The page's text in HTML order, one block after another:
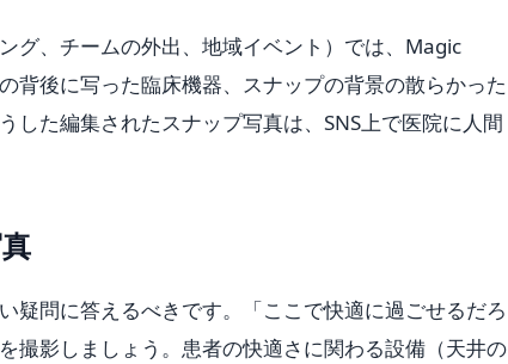
グ、チームの外出、地域イベント）では、Magic
背後に写った臨床機器、スナップの背景の散らかった
した編集されたスナップ写真は、SNS上で医院に人間
疑問に答えるべきです。「ここで快適に過ごせるだろ
撮影しましょう。患者の快適さに関わる設備（天井の